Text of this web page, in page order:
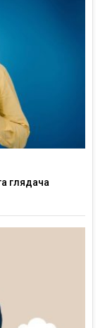
глядача